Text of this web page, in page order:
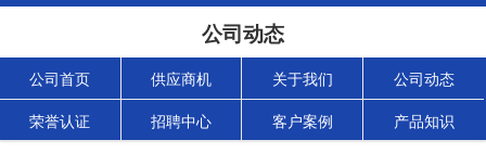
公司动态
公司首页 供应商机 关于我们 公司动态
荣誉认证 招聘中心 客户案例 产品知识